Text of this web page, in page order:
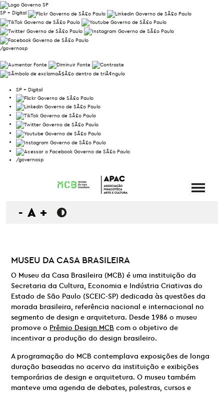
SP + Digital
/governosp
SP + Digital
/governosp
- A +
MUSEU DA CASA BRASILEIRA
O Museu da Casa Brasileira (MCB) é uma instituição da
Secretaria da Cultura, Economia e Indústria Criativas do
Estado de São Paulo (SCEIC-SP) dedicada às questões da
morada brasileira, referência nacional e internacional no
segmento de design e arquitetura. Desde 1986 o museu
promove o Prêmio Design MCB com o objetivo de
incentivar a produção do design brasileiro.
A programação do MCB contemplava exposições de longa
duração baseadas no acervo da instituição e exibições
temporárias de design e arquitetura. O museu também
manteve uma agenda de debates, palestras, cursos e